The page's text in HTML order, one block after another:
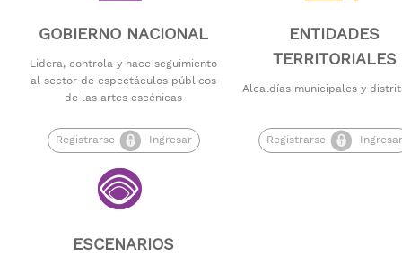
G​OBIERNO NACIONAL
Lidera, controla y hace seguimiento
al sector de espectáculos públicos
de las artes escénicas
Registr​​​arse Ingresar
ENTIDADES
TERRITORIALES
Alcaldías municipales y
Registrarse Ingresar
ESCENARIOS